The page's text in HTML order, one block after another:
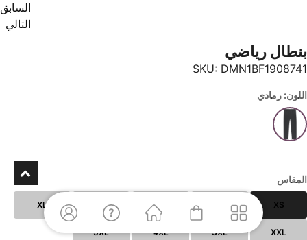
السابق
التالي
بنطال رياضي
SKU: DMN1BF1908741
اللون: رمادي
المقاس
XS
M
XL
XXL
3XL
4XL
5XL